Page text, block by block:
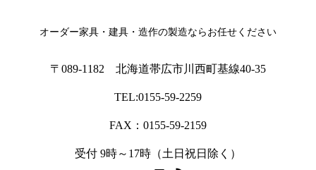
オーダー家具・建具・造作の製造ならお任せください
〒089-1182 北海道帯広市川西町基線40-35
TEL:0155-59-2259
FAX：0155-59-2159
受付 9時～17時（土日祝日除く）